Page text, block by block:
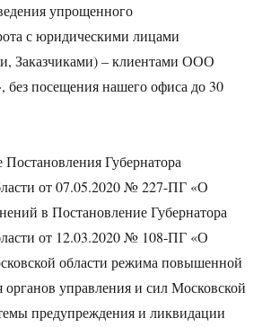
упрощенного
с юридическими лицами
Заказчиками) – клиентами ООО
посещения нашего офиса до 30
Губернатора
от 07.05.2020 № 227-ПГ «О
в Постановление Губернатора
от 12.03.2020 № 108-ПГ «О
области режима повышенной
органов управления и сил Московской
предупреждения и ликвидации